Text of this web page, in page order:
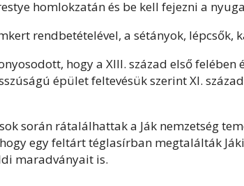
homlokzatán és be kell fejezni a
rendbetételével, a sétányok,
hogy a XIII. század első
épület feltevésük szerint XI.
során rátalálhattak a Ják nemzetség
egy feltárt téglasírban megtalálták
maradványait is.